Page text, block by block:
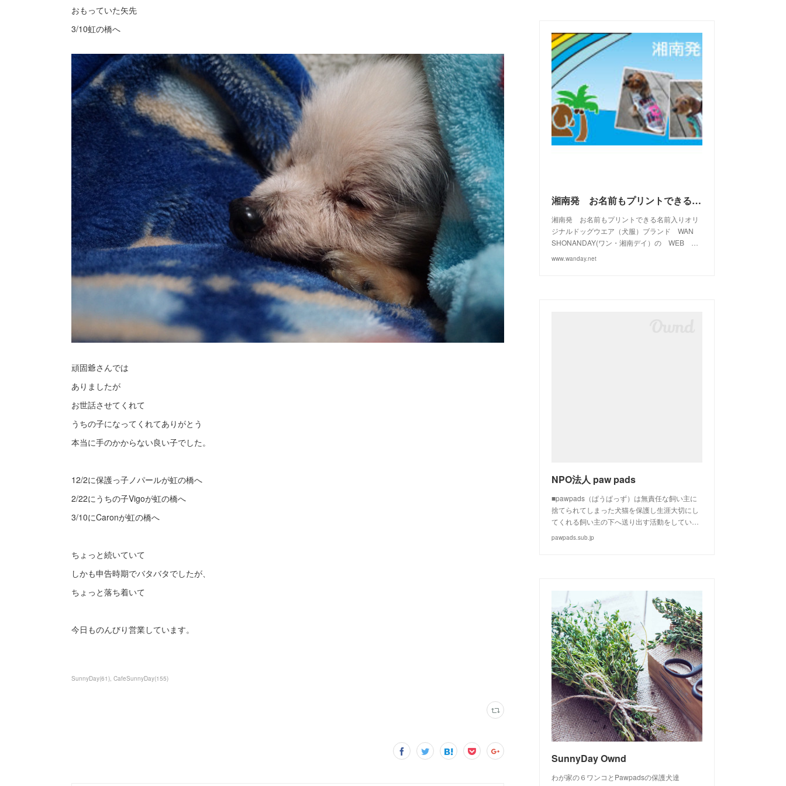
おもっていた矢先
3/10虹の橋へ
頑固爺さんでは
ありましたが
お世話させてくれて
うちの子になってくれてありがとう
本当に手のかからない良い子でした。
12/2に保護っ子ノパールが虹の橋へ
2/22にうちの子Vigoが虹の橋へ
3/10にCaronが虹の橋へ
ちょっと続いていて
しかも申告時期でバタバタでしたが、
ちょっと落ち着いて
今日ものんびり営業しています。
SunnyDay(61) CafeSunnyDay(155)
(2)
(5)
(5
(4)
(4)
(13 )
(10)
(6)
(11
(15)
(10)
(16 )
(10)
(19)
(22)
(28
(21)
(23)
(10 )
(14)
湘南発 お名前もプリントできる名前入りオリジナルドッグウエアブランド WAN SHONANDAY(ワン・湘南デイ）の WEB SHOPです
湘南発 お名前もプリントできる名前入りオリ
ジナルドッグウエア（犬服）ブランド WAN
SHONANDAY(ワン・湘南デイ）の WEB …
www.wanday.net
NPO法人 paw pads
■pawpads（ぱうぱっず）は無責任な飼い主に
捨てられてしまった犬猫を保護し生涯大切にし
てくれる飼い主の下へ送り出す活動をしてい…
pawpads.sub.jp
SunnyDay Ownd
わが家の６ワンコとPawpadsの保護犬達